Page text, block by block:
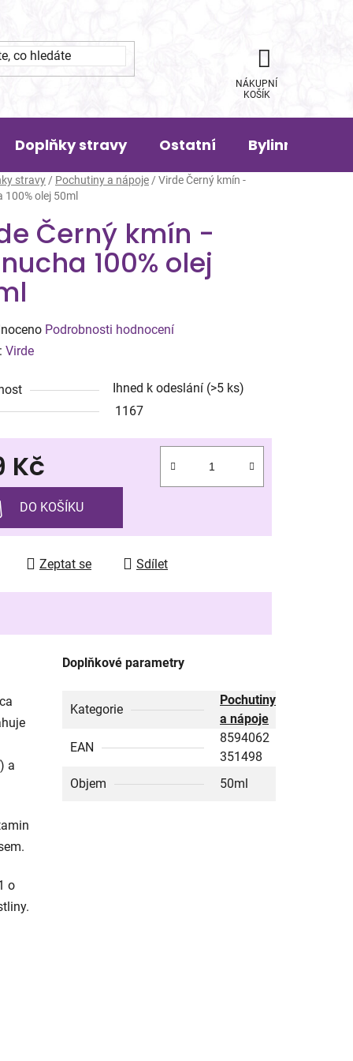
NÁKUPNÍ
KOŠÍK
Doplňky stravy Ostatní Bylinná
stravy / Pochutiny a nápoje / Virde Černý kmín -
100% olej 50ml
Černý kmín -
100% olej
Podrobnosti hodnocení
Virde
Ihned k odeslání (>5 ks)
1167
Kč
cena:
DO KOŠÍKU
Zeptat se Sdílet
a
o
Doplňkové parametry
Kategorie
Pochutiny
a nápoje
EAN
8594062
351498
Objem
50ml